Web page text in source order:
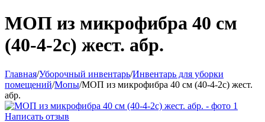
МОП из микрофибра 40 см
(40-4-2с) жест. абр.
Главная/Уборочный инвентарь/Инвентарь для уборки
помещений/Мопы/МОП из микрофибра 40 см (40-4-2с) жест.
абр.
Написать отзыв